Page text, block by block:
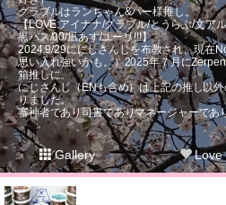
グラブルはランちゃん&パー様推し。
【LOVE:アイナナ/グラブル/とうらぶ/文ア
黒バス/00/凪あす/ユーリ!!!】
2024.9/29ににじさんじを布教され、現在
思い入れ強いかも。）2025年７月に
箱推しに。
にじさんじ（ENも含め）は上記の推し以
りました。
審神者であり司書でありマネージャーであ
Gallery Love